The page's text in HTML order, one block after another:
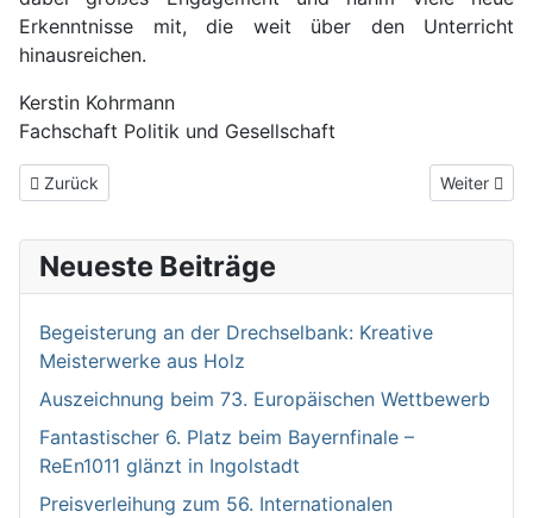
Erkenntnisse mit, die weit über den Unterricht
hinausreichen.
Kerstin Kohrmann
Fachschaft Politik und Gesellschaft
Vorheriger Beitrag: EInladung zum Weihnachtskonzert am
Zurück Nächster
Weiter
Neueste Beiträge
Begeisterung an der Drechselbank: Kreative
Meisterwerke aus Holz
Auszeichnung beim 73. Europäischen Wettbewerb
Fantastischer 6. Platz beim Bayernfinale –
ReEn1011 glänzt in Ingolstadt
Preisverleihung zum 56. Internationalen